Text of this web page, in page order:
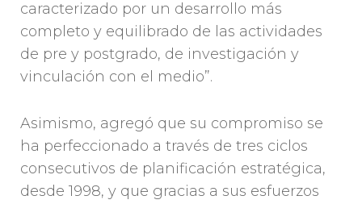
caracterizado por un desarrollo más
completo y equilibrado de las actividades
de pre y postgrado, de investigación y
vinculación con el medio”.
Asimismo, agregó que su compromiso se
ha perfeccionado a través de tres ciclos
consecutivos de planificación estratégica,
desde 1998, y que gracias a sus esfuerzos